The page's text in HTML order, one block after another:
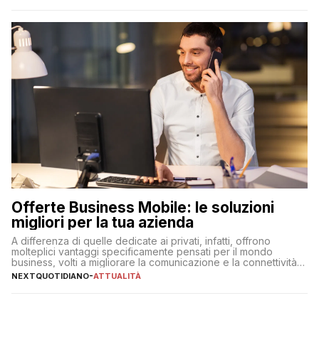
Offerte Business Mobile: le soluzioni
migliori per la tua azienda
A differenza di quelle dedicate ai privati, infatti, offrono
molteplici vantaggi specificamente pensati per il mondo
business, volti a migliorare la comunicazione e la connettività
degli utenti
NEXTQUOTIDIANO-ATTUALITÀ